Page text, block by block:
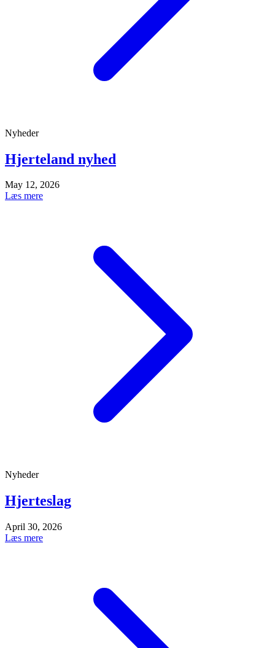
Nyheder
Hjerteland nyhed
May 12, 2026
Læs mere
Nyheder
Hjerteslag
April 30, 2026
Læs mere